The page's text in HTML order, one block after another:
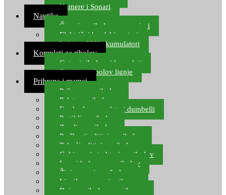
Kamere i Sonari
Nautika
Čamci za ribolov, gumenjaci
Električni brodski motori
Lithium ION akumulatori
Kompleti za ribolov
Gotovi ribolovni kompleti
Setovi za ribolov lignje
Prihrana i mamci
Prihrana za ribolov
Pelete za ribolov
Feeder lovne pelete i dumbelli
Partikli za ribolov
Zemlja za ribolov
Praškasti aditivi za ribolov
Tekući aditivi za ribolov
Gel i sprej atraktori za ribolov
Lovni kukuruz za ribolov
Živi mamci za ribolov
Ljepilo za crve i prihranu
Boje za ribolovnu prihranu